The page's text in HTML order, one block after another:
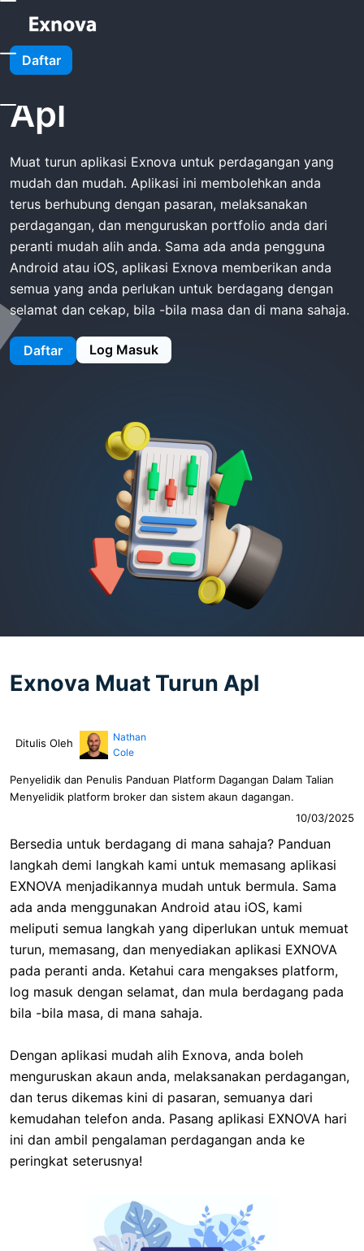
Daftar
Rumah Exnova Muat Turun Apl
Exnova Muat Turun
Apl
Muat turun aplikasi Exnova untuk perdagangan yang
mudah dan mudah. Aplikasi ini membolehkan anda
terus berhubung dengan pasaran, melaksanakan
perdagangan, dan menguruskan portfolio anda dari
peranti mudah alih anda. Sama ada anda pengguna
Android atau iOS, aplikasi Exnova memberikan anda
semua yang anda perlukan untuk berdagang dengan
selamat dan cekap, bila -bila masa dan di mana sahaja.
Daftar Log Masuk
Exnova Muat Turun Apl
Ditulis Oleh
Nathan
Cole
Penyelidik dan Penulis Panduan Platform Dagangan Dalam Talian
Menyelidik platform broker dan sistem akaun dagangan.
10/03/2025
Bersedia untuk berdagang di mana sahaja? Panduan
langkah demi langkah kami untuk memasang aplikasi
EXNOVA menjadikannya mudah untuk bermula. Sama
ada anda menggunakan Android atau iOS, kami
meliputi semua langkah yang diperlukan untuk memuat
turun, memasang, dan menyediakan aplikasi EXNOVA
pada peranti anda. Ketahui cara mengakses platform,
log masuk dengan selamat, dan mula berdagang pada
bila -bila masa, di mana sahaja.
Dengan aplikasi mudah alih Exnova, anda boleh
menguruskan akaun anda, melaksanakan perdagangan,
dan terus dikemas kini di pasaran, semuanya dari
kemudahan telefon anda. Pasang aplikasi EXNOVA hari
ini dan ambil pengalaman perdagangan anda ke
peringkat seterusnya!